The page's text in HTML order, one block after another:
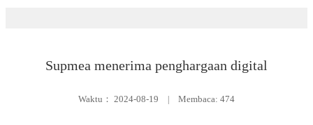
Supmea menerima penghargaan digital
Waktu： 2024-08-19 | Membaca: 474